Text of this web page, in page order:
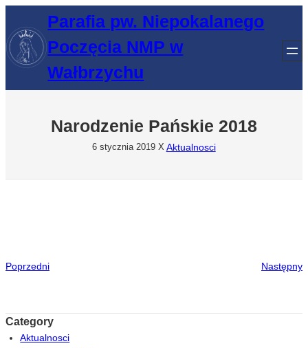
treści
Parafia pw. Niepokalanego
Poczęcia NMP w
Wałbrzychu
Narodzenie Pańskie 2018
6 stycznia 2019 X Aktualnosci
Poprzedni Następny
Category
Aktualnosci